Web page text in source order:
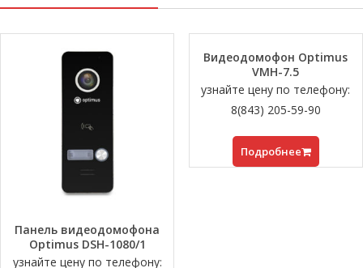
Панель видеодомофона
Optimus DSH-1080/1
узнайте цену по телефону:
Видеодомофон Optimus
VMH-7.5
узнайте цену по телефону:
8(843) 205-59-90
Подробнее